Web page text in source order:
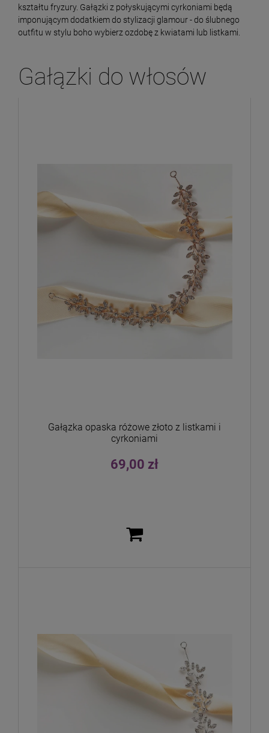
kształtu fryzury. Gałązki z połyskującymi cyrkoniami będą
imponującym dodatkiem do stylizacji glamour - do ślubnego
outfitu w stylu boho wybierz ozdobę z kwiatami lub listkami.
Gałązki do włosów
Gałązka opaska różowe złoto z listkami i
cyrkoniami
69,00 zł